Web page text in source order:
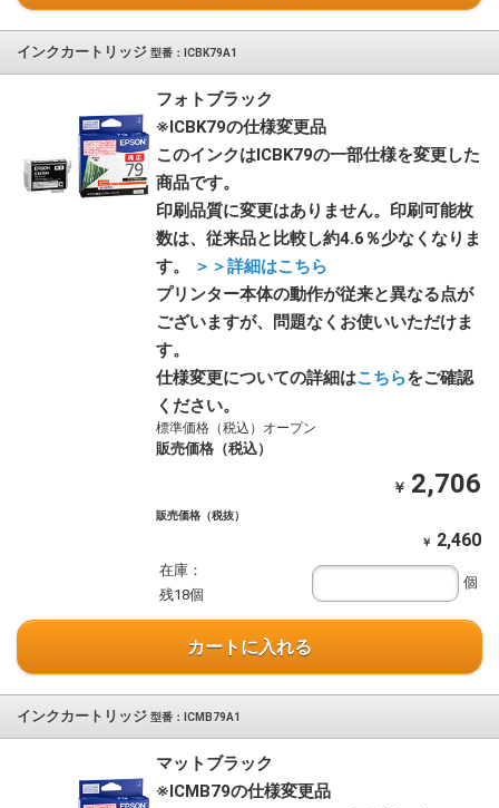
インクカートリッジ 型番：ICBK79A1
フォトブラック
※ICBK79の仕様変更品
このインクはICBK79の一部仕様を変更した
商品です。
印刷品質に変更はありません。印刷可能枚
数は、従来品と比較し約4.6％少なくなりま
す。
＞＞詳細はこちら
プリンター本体の動作が従来と異なる点が
ございますが、問題なくお使いいただけま
す。
仕様変更についての詳細はこちらをご確認
ください。
標準価格（税込）オープン
販売価格（税込）
￥ 2,706
販売価格（税抜）
￥ 2,460
在庫：
残18個
個
カートに入れる
インクカートリッジ 型番：ICMB79A1
マットブラック
※ICMB79の仕様変更品